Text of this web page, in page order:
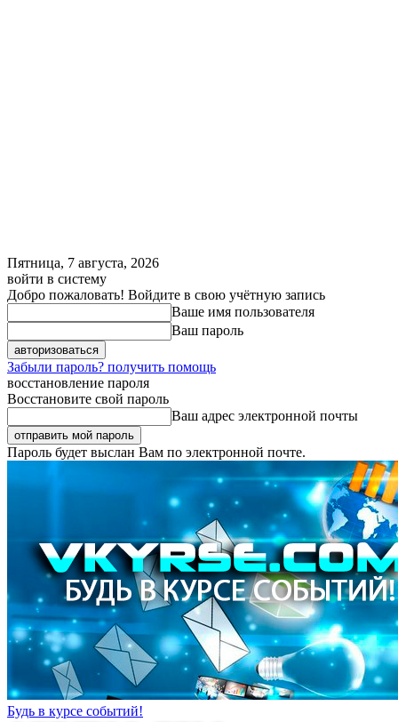
Пятница, 7 августа, 2026
войти в систему
Добро пожаловать! Войдите в свою учётную запись
Ваше имя пользователя
Ваш пароль
Забыли пароль? получить помощь
восстановление пароля
Восстановите свой пароль
Ваш адрес электронной почты
Пароль будет выслан Вам по электронной почте.
Будь в курсе событий!